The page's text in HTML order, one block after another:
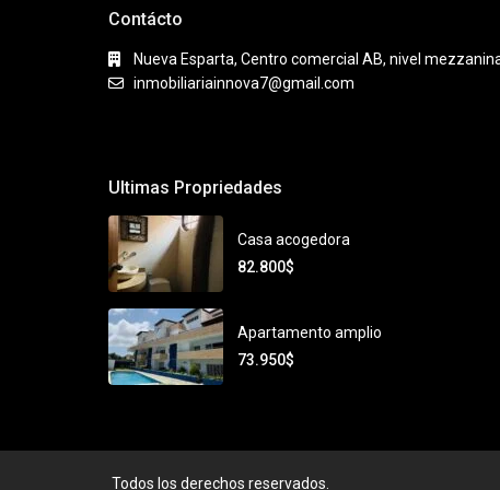
Contácto
Nueva Esparta, Centro comercial AB, nivel
inmobiliariainnova7@gmail.com
Ultimas Propriedades
Casa acogedora
82.800$
Apartamento amplio
73.950$
Todos los derechos reservados.